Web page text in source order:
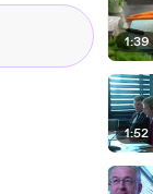
1:39
1:52